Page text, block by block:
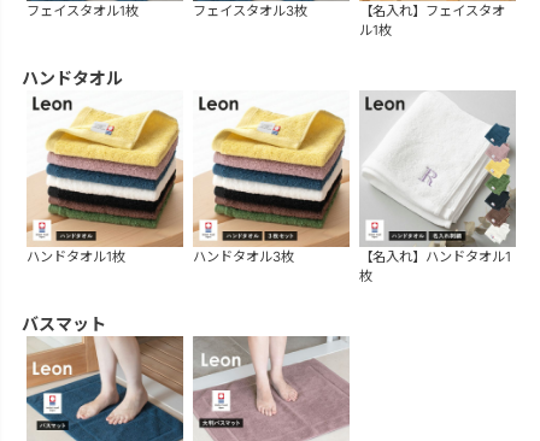
フェイスタオル1枚 フェイスタオル3枚
【名入れ】フェイスタオ
ル1枚
ハンドタオル
ハンドタオル1枚 ハンドタオル3枚
【名入れ】ハンドタオル1
枚
バスマット